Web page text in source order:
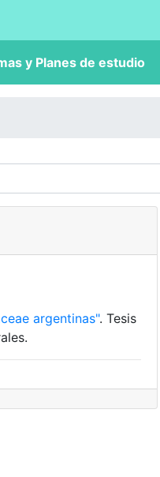
y Planes de estudio
argentinas". Tesis